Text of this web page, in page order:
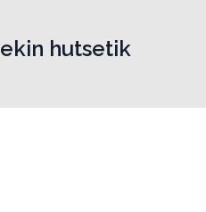
hutsetik